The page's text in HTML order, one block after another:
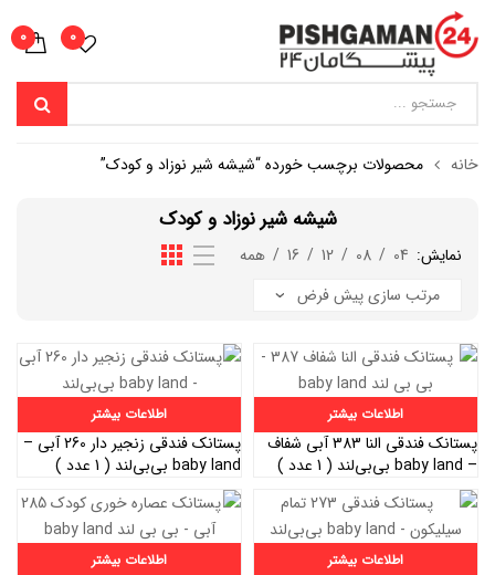
0
0
خانه محصولات برچسب خورده “شیشه شیر نوزاد و کودک”
شیشه شیر نوزاد و کودک
نمایش: 04
/
08
/
12
/
16
/ همه
اطلاعات بیشتر
پستانک فندقی النا 383 آبی شفاف
– baby land بی‌بی‌لند ( 1 عدد )
اطلاعات بیشتر
پستانک فندقی زنجیر دار 260 آبی –
baby land بی‌بی‌لند ( 1 عدد )
اطلاعات بیشتر اطلاعات بیشتر